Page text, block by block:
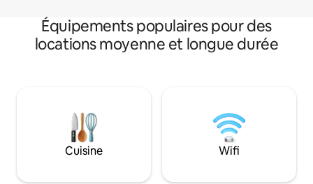
Équipements populaires pour des
locations moyenne et longue durée
Cuisine Wifi